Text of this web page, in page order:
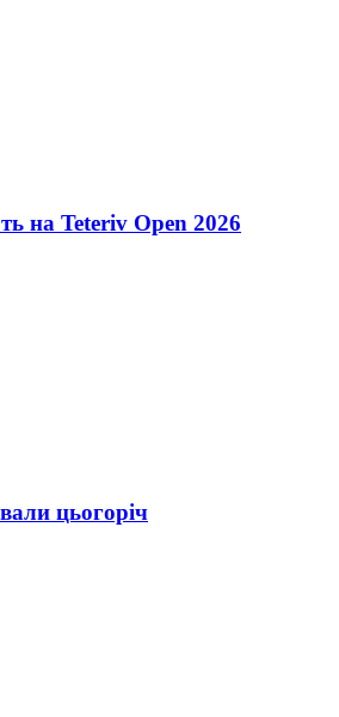
на Teteriv Open 2026
цьогоріч